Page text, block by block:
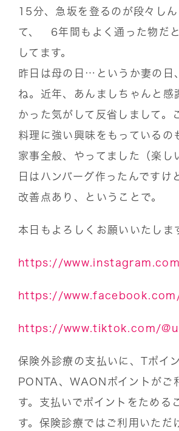
15分、急坂を登るのが段々しん
て、 6年間もよく通った物だ
してます。
昨日は母の日…というか妻の日
ね。近年、あんましちゃんと感
かった気がして反省しまして。
料理に強い興味をもっているの
家事全般、やってました（楽し
日はハンバーグ作ったんですけ
改善点あり、ということで。
本日もよろしくお願いいたしま
https://
https://
https://www.tiktok.com/
保険外診療の支払いに、Tポイン
PONTA、WAONポイントがご
す。支払いでポイントをためる
す。保険診療ではご利用いただ